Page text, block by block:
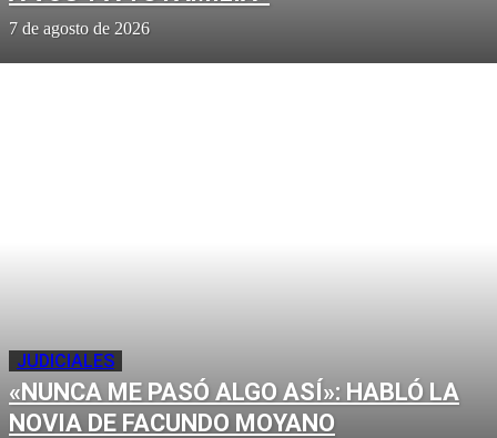
7 de agosto de 2026
JUDICIALES
«NUNCA ME PASÓ ALGO ASÍ»: HABLÓ LA
NOVIA DE FACUNDO MOYANO